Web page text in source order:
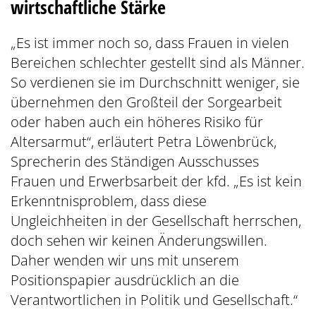
wirtschaftliche Stärke
„Es ist immer noch so, dass Frauen in vielen
Bereichen schlechter gestellt sind als Männer.
So verdienen sie im Durchschnitt weniger, sie
übernehmen den Großteil der Sorgearbeit
oder haben auch ein höheres Risiko für
Altersarmut“, erläutert Petra Löwenbrück,
Sprecherin des Ständigen Ausschusses
Frauen und Erwerbsarbeit der kfd. „Es ist kein
Erkenntnisproblem, dass diese
Ungleichheiten in der Gesellschaft herrschen,
doch sehen wir keinen Änderungswillen.
Daher wenden wir uns mit unserem
Positionspapier ausdrücklich an die
Verantwortlichen in Politik und Gesellschaft.“